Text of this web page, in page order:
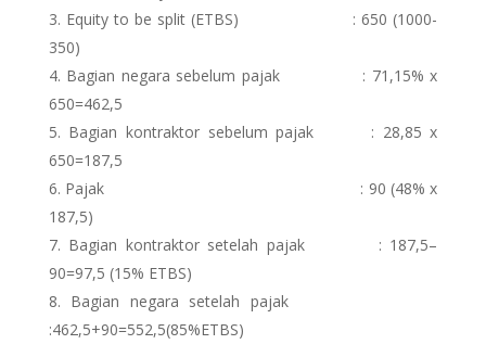
Equity to be split (ETBS) : 650 (1000-
350)
Bagian negara sebelum pajak : 71,15% x
650=462,5
Bagian kontraktor sebelum pajak : 28,85 x
650=187,5
Pajak : 90 (48% x
187,5)
Bagian kontraktor setelah pajak : 187,5–
90=97,5 (15% ETBS)
Bagian negara setelah pajak
:462,5+90=552,5(85%ETBS)